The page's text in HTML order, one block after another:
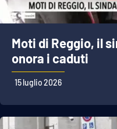
Moti di Reggio, il
onora i caduti
15 luglio 2026